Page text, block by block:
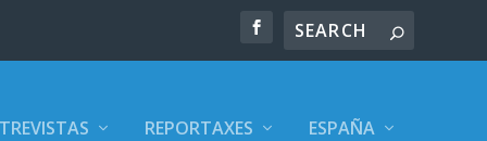
REPORTAXES ESPAÑA